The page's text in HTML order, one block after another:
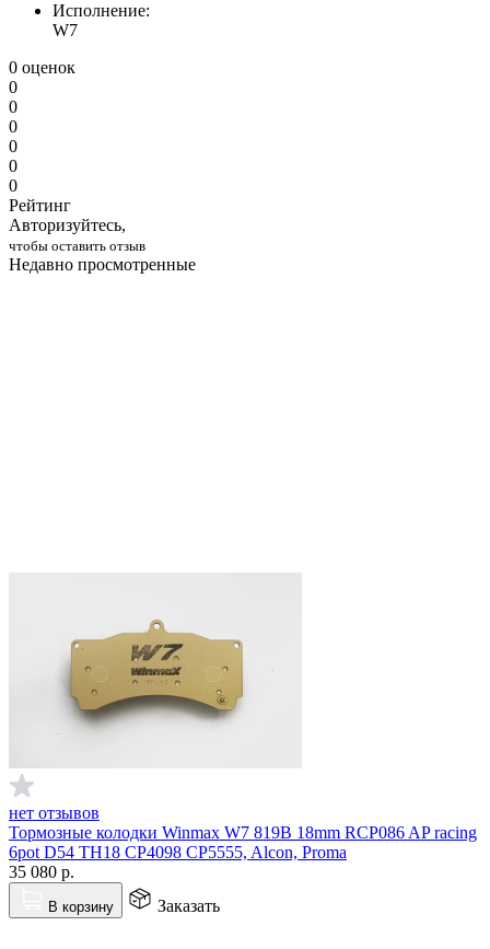
Исполнение:
W7
0 оценок
0
0
0
0
0
0
Рейтинг
Авторизуйтесь,
чтобы оставить отзыв
Недавно просмотренные
нет отзывов
Тормозные колодки Winmax W7 819B 18mm RCP086 AP racing
6pot D54 TH18 CP4098 CP5555, Alcon, Proma
35 080 р.
В корзину Заказать